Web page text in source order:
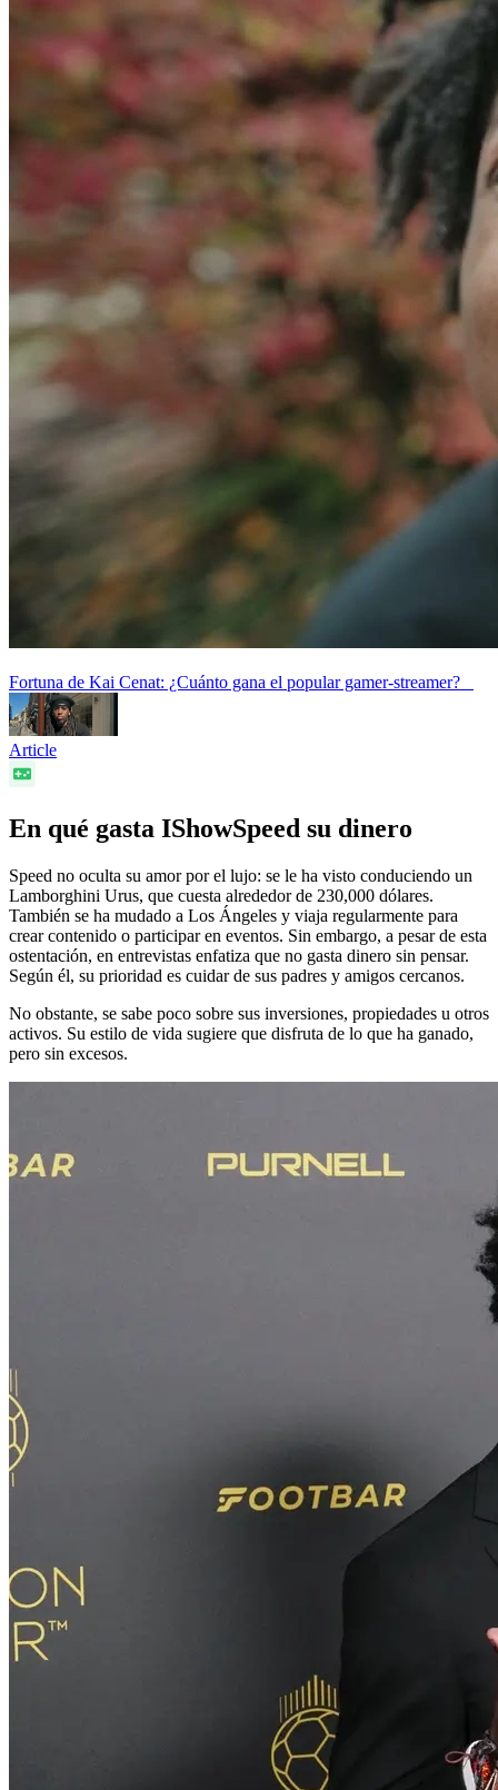
Fortuna de Kai Cenat: ¿Cuánto gana el popular gamer-streamer?
Article
En qué gasta IShowSpeed su dinero
Speed no oculta su amor por el lujo: se le ha visto conduciendo un
Lamborghini Urus, que cuesta alrededor de 230,000 dólares.
También se ha mudado a Los Ángeles y viaja regularmente para
crear contenido o participar en eventos. Sin embargo, a pesar de esta
ostentación, en entrevistas enfatiza que no gasta dinero sin pensar.
Según él, su prioridad es cuidar de sus padres y amigos cercanos.
No obstante, se sabe poco sobre sus inversiones, propiedades u otros
activos. Su estilo de vida sugiere que disfruta de lo que ha ganado,
pero sin excesos.